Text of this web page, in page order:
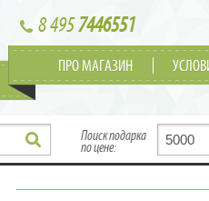
8 4957446551
ПРО МАГАЗИН
Поиск подарка
по цене: